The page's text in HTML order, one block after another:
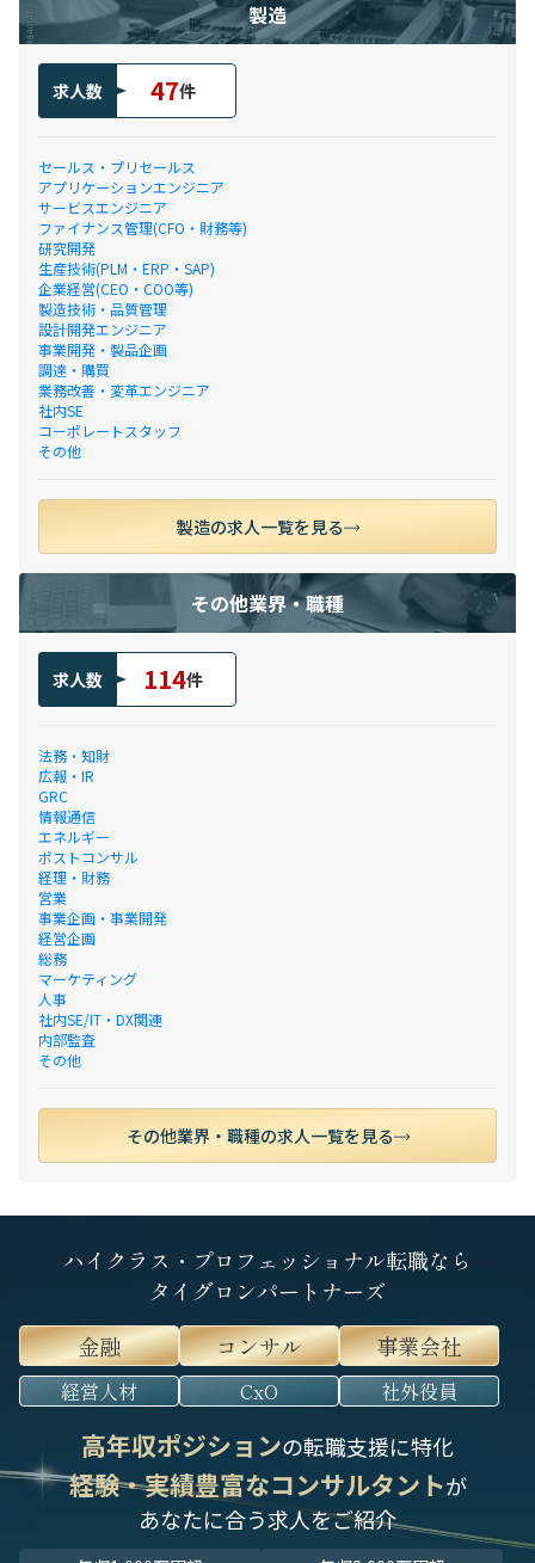
製造
求人数 47件
セールス・プリセールス
アプリケーションエンジニア
サービスエンジニア
ファイナンス管理(CFO・財務等)
研究開発
生産技術(PLM・ERP・SAP)
企業経営(CEO・COO等)
製造技術・品質管理
設計開発エンジニア
事業開発・製品企画
調達・購買
業務改善・変革エンジニア
社内SE
コーポレートスタッフ
その他
製造の求人一覧を見る
その他業界・職種
求人数 114件
法務・知財
広報・IR
GRC
情報通信
エネルギー
ポストコンサル
経理・財務
営業
事業企画・事業開発
経営企画
総務
マーケティング
人事
社内SE/IT・DX関連
内部監査
その他
その他業界・職種の求人一覧を見る
ハイクラス・プロフェッショナル転職なら
タイグロンパートナーズ
金融
コンサル 事業会社
経営人材 CxO 社外役員
高年収ポジションの転職支援に特化
経験・実績豊富なコンサルタントが
あなたに合う求人をご紹介